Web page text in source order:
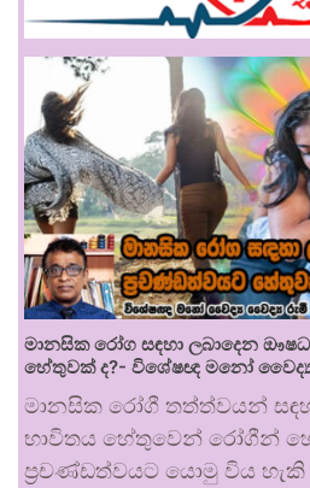
මානසික රෝග සඳහා ලබාදෙන
හේතුවක් ද?- විශේෂඥ මනෝ
මානසික රෝගී තත්ත්වයන්
භාවිතය හේතුවෙන් රෝගීන්
ප්‍රචණ්ඩත්වයට යොමු විය